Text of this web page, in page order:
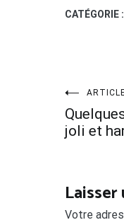
CATÉGORIE :
de
joli et
Votre